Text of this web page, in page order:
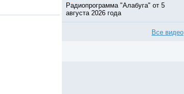
Радиопрограмма "Алабуга" от 5
августа 2026 года
Все видео